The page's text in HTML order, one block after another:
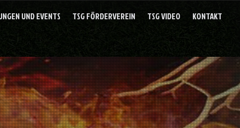
UND EVENTS TSG FÖRDERVEREIN TSG VIDEO KONTAKT